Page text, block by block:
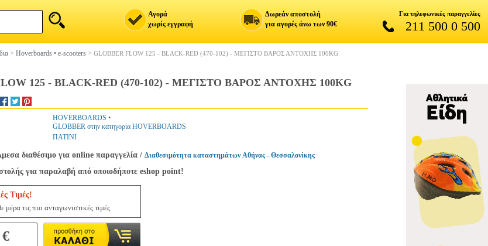
Αγορά
χωρίς εγγραφή
Δωρεάν αποστολή
για αγορές άνω των 90€
Για τηλεφωνικές παραγγελίες
211 500 0 500
> Hoverboards • e-scooters > GLOBBER FLOW 125 - BLACK-RED (470-102) - ΜΕΓΙΣΤΟ ΒΑΡΟΣ ΑΝΤΟΧΗΣ 100KG
125 - BLACK-RED (470-102) - ΜΕΓΙΣΤΟ ΒΑΡΟΣ ΑΝΤΟΧΗΣ 100KG
HOVERBOARDS •
GLOBBER στην κατηγορία HOVERBOARDS
ΠΑΤΙΝΙ
διαθέσιμο για online παραγγελία / Διαθεσιμότητα καταστημάτων Αθήνας - Θεσσαλονίκης
για παραλαβή από οποιοδήποτε eshop point!
Τιμές!
μέρα τις πιο ανταγωνιστικές τιμές